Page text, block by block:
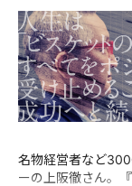
名物経営者など
ーの上阪徹さん。